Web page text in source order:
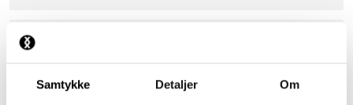
Samtykke Detaljer Om
Kan jeg gi et medlemskap i gave?